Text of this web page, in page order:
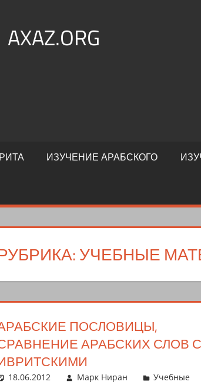
AXAZ.ORG
ИЗУЧЕНИЕ АРАБСКОГО
УЧЕБНЫЕ
ПОСЛОВИЦЫ,
АРАБСКИХ СЛОВ С
18.06.2012 Марк Ниран
Учебные